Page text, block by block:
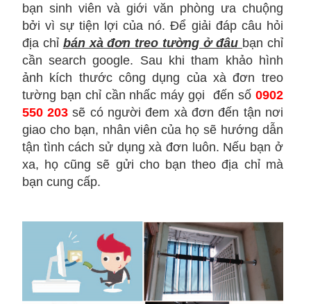
bạn sinh viên và giới văn phòng ưa chuộng
bởi vì sự tiện lợi của nó. Để giải đáp câu hỏi
địa chỉ bán xà đơn treo tường ở đâu bạn chỉ
cần search google. Sau khi tham khảo hình
ảnh kích thước công dụng của xà đơn treo
tường bạn chỉ cần nhấc máy gọi đến số 0902
550 203 sẽ có người đem xà đơn đến tận nơi
giao cho bạn, nhân viên của họ sẽ hướng dẫn
tận tình cách sử dụng xà đơn luôn. Nếu bạn ở
xa, họ cũng sẽ gửi cho bạn theo địa chỉ mà
bạn cung cấp.